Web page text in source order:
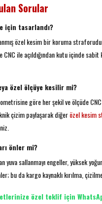
Sorular
için tasarlandı?
özel kesim bir koruma
ile açıldığından kutu içinde
özel ölçüye kesilir mi?
göre her şekil ve ölçüde
çizim paylaşarak diğerözel kesim
önler mi?
yuva sallanmayı engeller, yüksek
bu da kargo kaynaklı kırılma,
özel teklif için